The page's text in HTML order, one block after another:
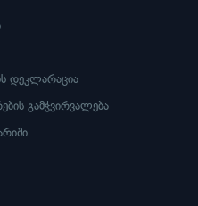
დეკლარაცია
გამჭვირვალება